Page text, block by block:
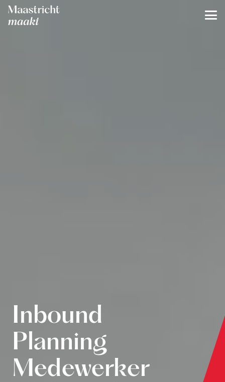
Inbound
Planning
Medewerker